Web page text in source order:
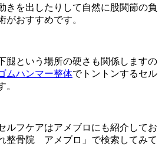
きを出したりして自然に股関節の負
がおすすめです。
腿という場所の硬さも関係しますの
ムハンマー整体でトントンするセル
。
ルフケアはアメブロにも紹介してお
整骨院 アメブロ」で検索してみて